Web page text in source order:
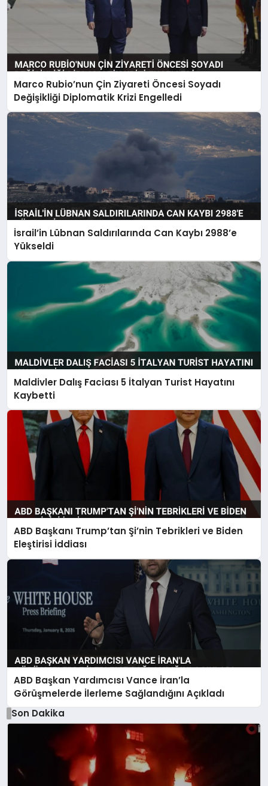
Marco Rubio’nun Çin Ziyareti Öncesi Soyadı
Değişikliği Diplomatik Krizi Engelledi
İsrail’in Lübnan Saldırılarında Can Kaybı 2988’e
Yükseldi
Maldivler Dalış Faciası 5 İtalyan Turist Hayatını
Kaybetti
ABD Başkanı Trump’tan Şi’nin Tebrikleri ve Biden
Eleştirisi İddiası
ABD Başkan Yardımcısı Vance İran’la
Görüşmelerde İlerleme Sağlandığını Açıkladı
Son Dakika